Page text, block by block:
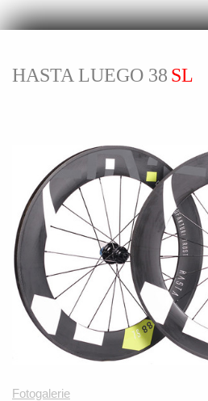
HASTA LUEGO 38 SL
Fotogalerie